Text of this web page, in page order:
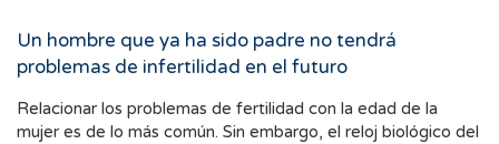
Un hombre que ya ha sido padre no tendrá
problemas de infertilidad en el futuro
Relacionar los problemas de fertilidad con la edad de la
mujer es de lo más común. Sin embargo, el reloj biológico del